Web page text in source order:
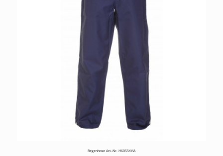
Regenhose Art.-Nr. H6055/MA